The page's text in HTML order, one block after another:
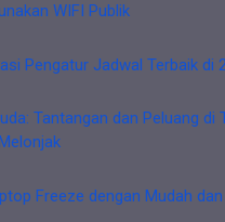
WIFI Publik
Pengatur Jadwal Terbaik di
Tantangan dan Peluang di
Freeze dengan Mudah